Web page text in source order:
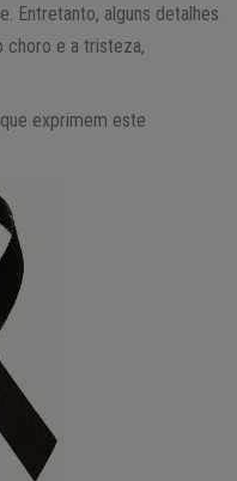
Entretanto, alguns detalhes
choro e a tristeza,
exprimem este